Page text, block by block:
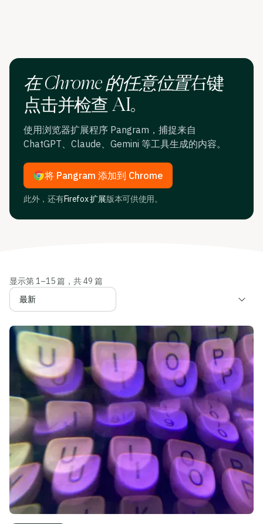
在 Chrome 的任意位置右键
点击并检查 AI。
使用浏览器扩展程序 Pangram，捕捉来自
ChatGPT、Claude、Gemini 等工具生成的内容。
将 Pangram 添加到 Chrome
此外，还有Firefox 扩展版本可供使用。
显示第 1–15 篇，共 49 篇
按文章排序